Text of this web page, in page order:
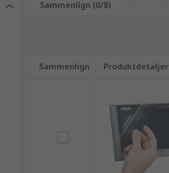
Sammenlign (0/8)
Sammenlign Produktdetaljer